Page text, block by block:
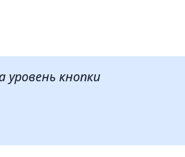
уровень кнопки